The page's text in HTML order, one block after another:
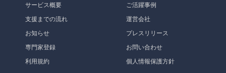
サービス概要
ご活躍事例
支援までの流れ
運営会社
お知らせ
プレスリリース
専門家登録
お問い合わせ
利用規約
個人情報保護方針